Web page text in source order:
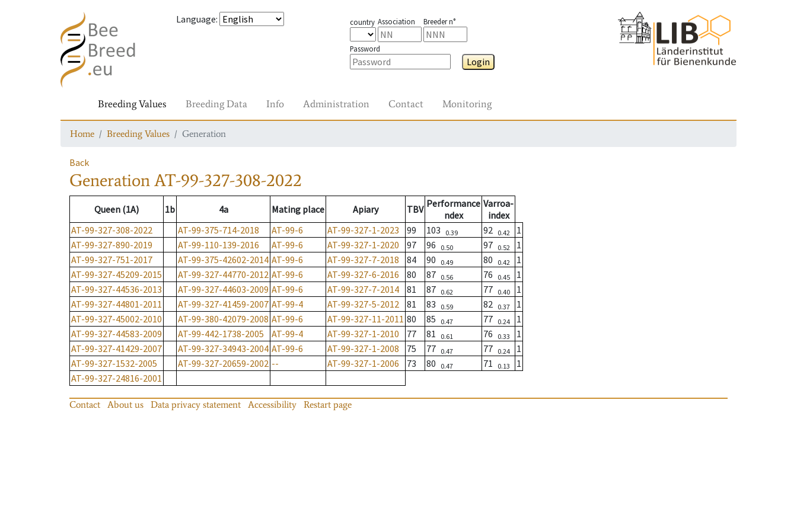
Language: country Association Breeder n°
Password
Login
Breeding Values Breeding Data Info Administration Contact Monitoring
Home Breeding Values Generation
Back
GenerationAT-99-327-308-2022
Queen (1A) 1b 4a Mating place Apiary TBV Performance
ndex
Varroa-
index
AT-99-327-308-2022
AT-99-375-714-2018 AT-99-6 AT-99-327-1-2023 99 103 0.39 92 0.42
1
AT-99-327-890-2019
AT-99-110-139-2016 AT-99-6 AT-99-327-1-2020 97 96 0.50 97 0.52
1
AT-99-327-751-2017
AT-99-375-42602-2014 AT-99-6 AT-99-327-7-2018 84 90 0.49 80 0.42
1
AT-99-327-45209-2015
AT-99-327-44770-2012 AT-99-6 AT-99-327-6-2016 80 87 0.56 76 0.45
1
AT-99-327-44536-2013
AT-99-327-44603-2009 AT-99-6 AT-99-327-7-2014 81 87 0.62 77 0.40
1
AT-99-327-44801-2011
AT-99-327-41459-2007 AT-99-4 AT-99-327-5-2012 81 83 0.59 82 0.37
1
AT-99-327-45002-2010
AT-99-380-42079-2008 AT-99-6 AT-99-327-11-2011 80 85 0.47 77 0.24
1
AT-99-327-44583-2009
AT-99-442-1738-2005 AT-99-4 AT-99-327-1-2010 77 81 0.61 76 0.33
1
AT-99-327-41429-2007
AT-99-327-34943-2004 AT-99-6 AT-99-327-1-2008 75 77 0.47 77 0.24
1
AT-99-327-1532-2005
AT-99-327-20659-2002 -- AT-99-327-1-2006 73 80 0.47 71 0.13
1
AT-99-327-24816-2001
Contact About us Data privacy statement Accessibility Restart page